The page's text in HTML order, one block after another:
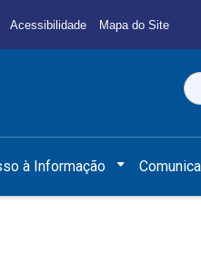
Acessibilidade Mapa do Site
à Informação